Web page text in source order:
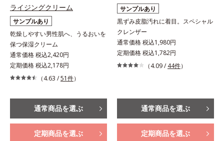
ライジングクリーム
サンプルあり
乾燥しやすい男性肌へ、うるおいを
保つ保湿クリーム
通常価格 税込2,420円
定期価格 税込2,178円
（4.63 /51件）
通常商品を選ぶ
定期商品を選ぶ
サンプルあり
黒ずみ皮脂汚れに着目。スペシャル
クレンザー
通常価格 税込1,980円
定期価格 税込1,782円
（4.09 / 44件）
通常商品を選ぶ
定期商品を選ぶ